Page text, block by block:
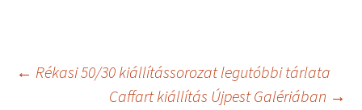
Bejegyzés
← Rékasi 50/30 kiállítássorozat legutóbbi tárlata
Caffart kiállítás Újpest Galériában →